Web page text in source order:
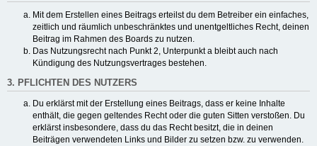
Mit dem Erstellen eines Beitrags erteilst du dem Betreiber ein einfaches,
zeitlich und räumlich unbeschränktes und unentgeltliches Recht, deinen
Beitrag im Rahmen des Boards zu nutzen.
Das Nutzungsrecht nach Punkt 2, Unterpunkt a bleibt auch nach
Kündigung des Nutzungsvertrages bestehen.
3. PFLICHTEN DES NUTZERS
Du erklärst mit der Erstellung eines Beitrags, dass er keine Inhalte
enthält, die gegen geltendes Recht oder die guten Sitten verstoßen. Du
erklärst insbesondere, dass du das Recht besitzt, die in deinen
Beiträgen verwendeten Links und Bilder zu setzen bzw. zu verwenden.